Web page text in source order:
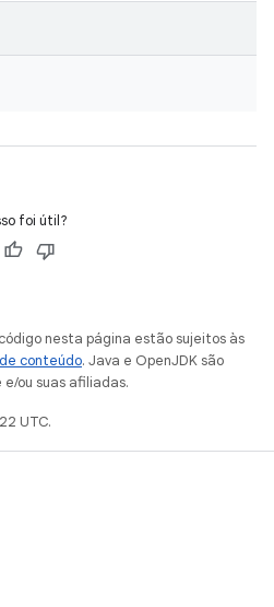
foi útil?
nesta página estão sujeitos às
conteúdo. Java e OpenJDK são
ou suas afiliadas.
UTC.